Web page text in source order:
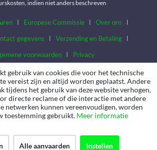
indien niet anders beschreven
Europese Commissie
Over ons
gegevens
Verzending en Betaling
voorwaarden
Privacy
gebruik van cookies die voor het technische
vereist zijn en altijd worden geplaatst. Andere
tijdens het gebruik van deze website verhogen,
directe reclame of die interactie met andere
netwerken kunnen vereenvoudigen, worden
toestemming gebruikt. Meer informatie
Alle aanvaarden Instellen